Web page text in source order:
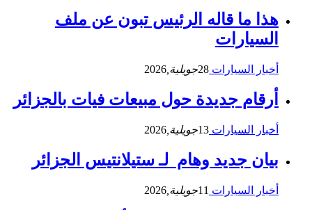
هذا ما قاله الرئيس تبون عن ملف
السيارات
أخبار السيارات 28جويلية, 2026
أرقام جديدة حول مبيعات فيات بالجزائر
أخبار السيارات 13جويلية, 2026
بيان جديد وهام لـ ستيلانتيس الجزائر
أخبار السيارات 11جويلية, 2026